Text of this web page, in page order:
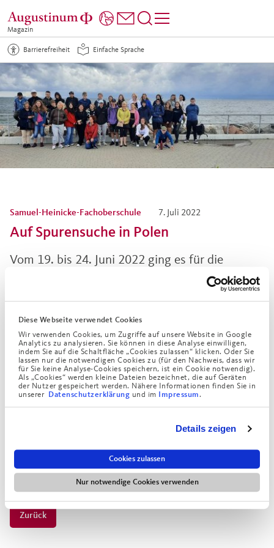
Diese Webseite verwendet Cookies
Wir verwenden Cookies, um Zugriffe auf unsere Website in Google
Analytics zu analysieren. Sie können in diese Analyse einwilligen,
indem Sie auf die Schaltfläche „Cookies zulassen“ klicken. Oder Sie
lassen nur die notwendigen Cookies zu (für den Nachweis, dass wir
für Sie keine Analyse-Cookies speichern, ist ein Cookie notwendig).
Als „Cookies“ werden kleine Dateien bezeichnet, die auf Geräten
der Nutzer gespeichert werden. Nähere Informationen finden Sie in
unserer Datenschutzerklärung und im Impressum.
Details zeigen
Cookies zulassen
Nur notwendige Cookies verwenden
Magazin
Barrierefreiheit Einfache Sprache
Auf Spurensuche in Polen
7. Juli 2022
Samuel-Heinicke-Fachoberschule
Vom 19. bis 24. Juni 2022 ging es für die
Vorklasse 10V und einige Abiturient*innen der
Samuel-Heinicke-Fachoberschule nach Danzig.
Begleitet von Ruth Stegmann und Jutta Behnke, machten
sich die Schüler*innen in Danzig und Torun auf die Suche
nach den Spuren der deutschen
Vergangenheit. Stadtführungen sowie ein Besuch im
Museum Solidarnosc lieferten den nötigen fachlichen Input.
Selbstredend kam auch die bilaterale Begegnung nicht zu
kurz. Gefördert wurde das Projekt vom Deutsch-Polnischen
Jugendwerk. Wir sagen herzlichen Dank und freuen uns auf
München.
Zurück